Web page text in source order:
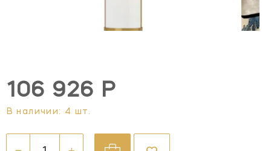
106 926 Р
В наличии: 4 шт.